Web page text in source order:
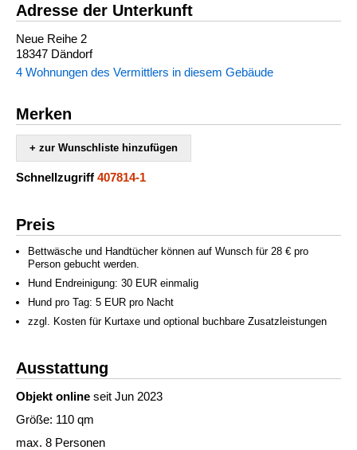
Adresse der Unterkunft
Neue Reihe 2
18347 Dändorf
4 Wohnungen des Vermittlers in diesem Gebäude
Merken
+ zur Wunschliste hinzufügen
Schnellzugriff 407814-1
Preis
Bettwäsche und Handtücher können auf Wunsch für 28 € pro
Person gebucht werden.
Hund Endreinigung: 30 EUR einmalig
Hund pro Tag: 5 EUR pro Nacht
zzgl. Kosten für Kurtaxe und optional buchbare Zusatzleistungen
Ausstattung
Objekt online seit Jun 2023
Größe: 110 qm
max. 8 Personen